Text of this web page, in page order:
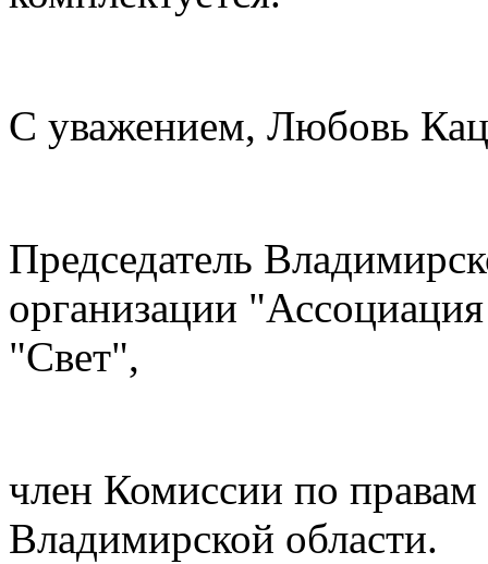
С уважением, Любовь
Председатель
организации
"Свет",
член Комиссии по правам
Владимирской области.